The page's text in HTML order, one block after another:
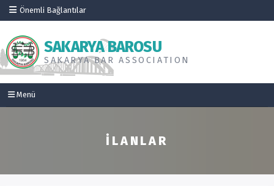
Önemli Bağlantılar
SAKARYA BAROSU
SAKARYA BAR ASSOCIATION
Menü
İLANLAR